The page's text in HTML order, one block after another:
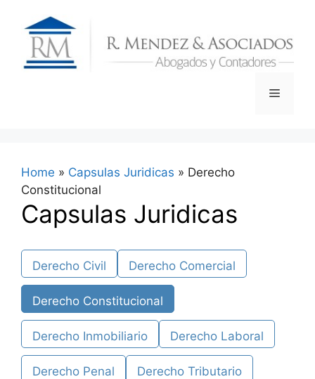
content
Menu
Home » Capsulas Juridicas » Derecho
Constitucional
Capsulas Juridicas
Derecho Civil Derecho Comercial
Derecho Constitucional
Derecho Inmobiliario Derecho Laboral
Derecho Penal Derecho Tributario